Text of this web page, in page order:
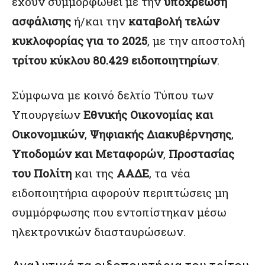
ασφάλισης ή/και την καταβολή τελών
κυκλοφορίας για το 2025, με την αποστολή
τρίτου κύκλου 80.429 ειδοποιητηρίων.
Σύμφωνα με κοινό δελτίο Τύπου των
Υπουργείων Εθνικής Οικονομίας και
Οικονομικών, Ψηφιακής Διακυβέρνησης,
Υποδομών και Μεταφορών, Προστασίας
του Πολίτη και της ΑΑΔΕ, τα νέα
ειδοποιητήρια αφορούν περιπτώσεις μη
συμμόρφωσης που εντοπίστηκαν μέσω
ηλεκτρονικών διασταυρώσεων.